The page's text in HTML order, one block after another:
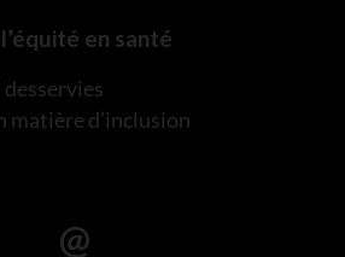
en santé
matière d’inclusion